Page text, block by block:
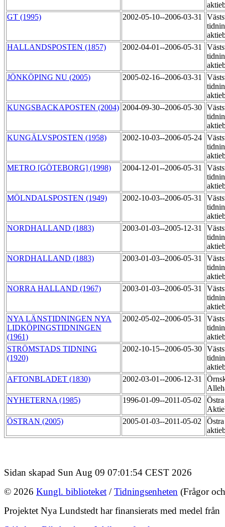
GT (1995)
2002-05-10--2006-03-31
HALLANDSPOSTEN (1857)
2002-04-01--2006-05-31
JÖNKÖPING NU (2005)
2005-02-16--2006-03-31
KUNGSBACKAPOSTEN (2004) 2004-09-30--2006-05-30
KUNGÄLVSPOSTEN (1958)
2002-10-03--2006-05-24
METRO [GÖTEBORG] (1998)
2004-12-01--2006-05-31
MÖLNDALSPOSTEN (1949)
2002-10-03--2006-05-31
NORDHALLAND (1883)
2003-01-03--2005-12-31
NORDHALLAND (1883)
2003-01-03--2006-05-31
NORRA HALLAND (1967)
2003-01-03--2006-05-31
NYA LÄNSTIDNINGEN NYA
LIDKÖPINGSTIDNINGEN
(1961)
2002-05-02--2006-05-31
STRÖMSTADS TIDNING
(1920)
2002-10-15--2006-05-30
AFTONBLADET (1830)
2002-03-01--2006-12-31
NYHETERNA (1985)
1996-01-09--2011-05-02
ÖSTRAN (2005)
2005-01-03--2011-05-02
Sidan skapad Sun Aug 09 07:01:54 CEST 2026
© 2026 Kungl. biblioteket /Tidningsenheten (Frågor
Projektet Nya Lundstedt har finansierats med medel från